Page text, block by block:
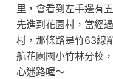
里，會看到左手邊有
先進到花園村，當經
村，那條路是竹63線
航花園國小竹林分校
心迷路喔～